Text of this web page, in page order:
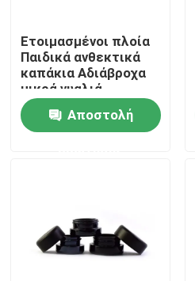
Ποιοτικός έλεγχος
Μας ελάτε σε επαφή με
Ζητήστε ένα απόσπασμα
Ετοιμασμένοι πλοία
Παιδικά ανθεκτικά
καπάκια Αδιάβροχα
μικρά γυαλιά
Συγκεντρωμένα
φυτικά έλαια βάζα
χονδρικό
Αποστολή